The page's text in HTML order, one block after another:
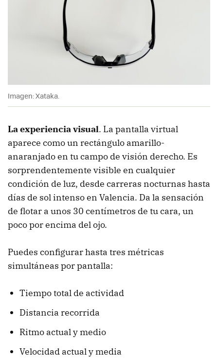
Imagen: Xataka.
La experiencia visual. La pantalla virtual
aparece como un rectángulo amarillo-
anaranjado en tu campo de visión derecho. Es
sorprendentemente visible en cualquier
condición de luz, desde carreras nocturnas hasta
días de sol intenso en Valencia. Da la sensación
de flotar a unos 30 centímetros de tu cara, un
poco por encima del ojo.
Puedes configurar hasta tres métricas
simultáneas por pantalla:
Tiempo total de actividad
Distancia recorrida
Ritmo actual y medio
Velocidad actual y media